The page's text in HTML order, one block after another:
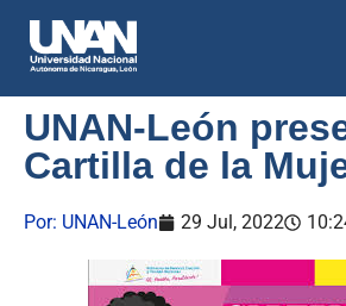
UNAN-León
Cartilla de la
Por: UNAN-León 29 Jul, 2022